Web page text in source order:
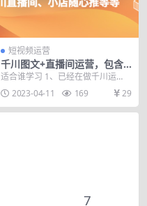
短视频运营
千川图文+直播间运营，包含
千川短视频图文、千川直播
适合谁学习 1、已经在做千川运
营、短视频图文、直播间的朋友；
2、准备做千川运营...
2023-04-11 169 29
7